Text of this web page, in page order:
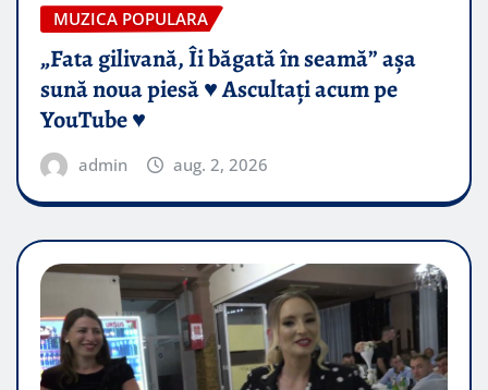
MUZICA POPULARA
„Fata gilivană, Îi băgată în seamă” așa
sună noua piesă ♥️ Ascultați acum pe
YouTube ♥️
admin aug. 2, 2026